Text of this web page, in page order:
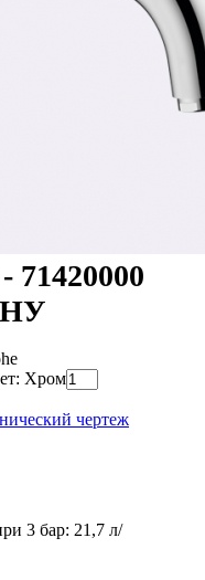
71420000
Хром
чертеж
3 бар: 21,7 л/